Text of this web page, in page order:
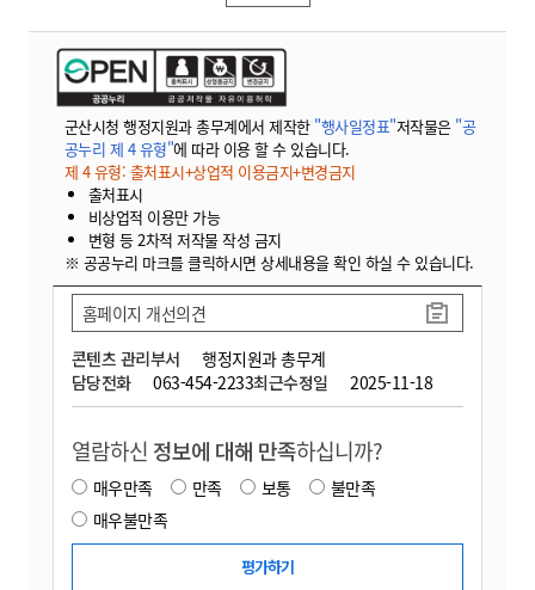
군산시청 행정지원과 총무계에서 제작한 "행사일정표"저작물은 "공
공누리 제 4 유형"에 따라 이용 할 수 있습니다.
제 4 유형: 출처표시+상업적 이용금지+변경금지
출처표시
비상업적 이용만 가능
변형 등 2차적 저작물 작성 금지
※ 공공누리 마크를 클릭하시면 상세내용을 확인 하실 수 있습니다.
콘텐츠 관리부서
행정지원과 총무계
담당전화
063-454-2233최근수정일 2025-11-18
홈페이지 개선의견
열람하신 정보에 대해 만족하십니까?
매우만족 만족 보통
불만족
매우불만족